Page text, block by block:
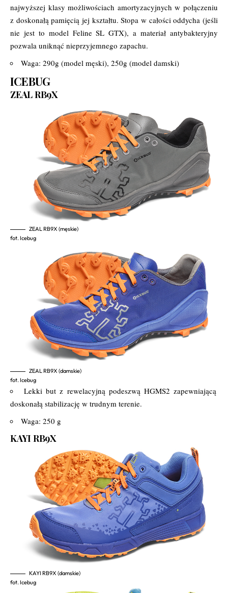
najwyższej klasy możliwościach amortyzacyjnych w połączeniu
z doskonałą pamięcią jej kształtu. Stopa w całości oddycha (jeśli
nie jest to model Feline SL GTX), a materiał antybakteryjny
pozwala uniknąć nieprzyjemnego zapachu.
Waga: 290g (model męski), 250g (model damski)
ICEBUG
ZEAL RB9X
ZEAL RB9X (męskie)
fot. Icebug
ZEAL RB9X (damskie)
fot. Icebug
Lekki but z rewelacyjną podeszwą HGMS2 zapewniającą
doskonałą stabilizację w trudnym terenie.
Waga: 250 g
KAYI RB9X
KAYI RB9X (damskie)
fot. Icebug